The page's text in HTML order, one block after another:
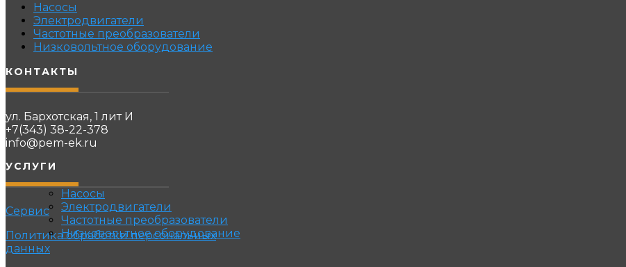
Насосы
Электродвигатели
Частотные преобразователи
Низковольтное оборудование
Насосы
Электродвигатели
Частотные преобразователи
Низковольтное оборудование
КОНТАКТЫ
ул. Бархотская, 1 лит И
+7(343) 38-22-378
info@pem-ek.ru
УСЛУГИ
Сервис
Политика обработки персональных
данных